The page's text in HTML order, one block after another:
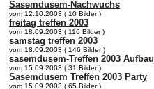
Sasemdusem-Nachwuchs
vom 12.10.2003 ( 10 Bilder )
freitag treffen 2003
vom 18.09.2003 ( 116 Bilder )
samstag treffen 2003
vom 18.09.2003 ( 146 Bilder )
sasemdusem-Treffen 2003 Aufbau
vom 15.09.2003 ( 31 Bilder )
Sasemdusem Treffen 2003 Party
vom 15.09.2003 ( 65 Bilder )